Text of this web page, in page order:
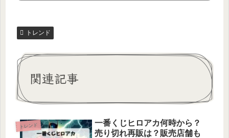
トレンド
関連記事
トレンド
一番くじヒロアカ何時から？
売り切れ再販は？販売店舗も